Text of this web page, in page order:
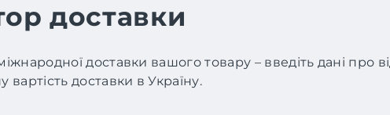
доставки
доставки вашого товару – введіть дані про
вартість доставки в Україну.